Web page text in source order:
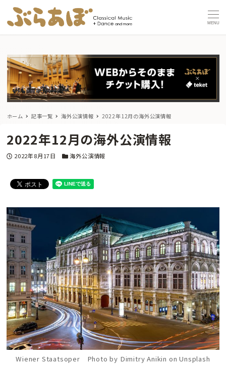
MENU
ホーム 記事一覧 海外公演情報 2022年12月の海外公演情報
2022年12月の海外公演情報
投稿日
2022年8月17日 カテゴリー
海外公演情報
Wiener Staatsoper Photo by Dimitry Anikin on Unsplash